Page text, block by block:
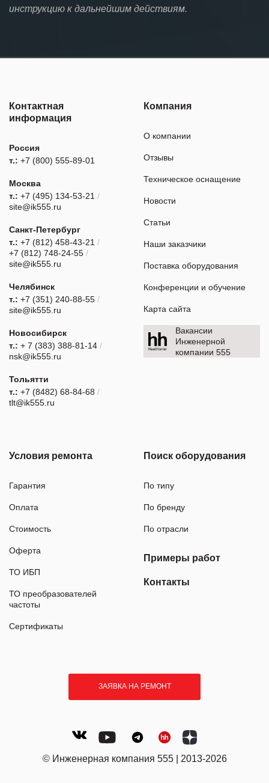
инструкцию к дальнейшим действиям.
Контактная
информация
Россия
т.: +7 (800) 555-89-01
Москва
т.: +7 (495) 134-53-21 /
site@ik555.ru
Санкт-Петербург
т.: +7 (812) 458-43-21 /
+7 (812) 748-24-55 /
site@ik555.ru
Челябинск
т.: +7 (351) 240-88-55 /
site@ik555.ru
Новосибирск
т.: + 7 (383) 388-81-14 /
nsk@ik555.ru
Тольятти
т.: +7 (8482) 68-84-68 /
tlt@ik555.ru
Компания
О компании
Отзывы
Техническое оснащение
Новости
Статьи
Наши заказчики
Поставка оборудования
Конференции и обучение
Карта сайта
Вакансии
Инженерной
компании 555
Условия ремонта
Гарантия
Оплата
Стоимость
Оферта
ТО ИБП
ТО преобразователей
частоты
Сертификаты
Поиск оборудования
По типу
По бренду
По отрасли
Примеры работ
Контакты
ЗАЯВКА НА РЕМОНТ
© Инженерная компания 555 | 2013-2026